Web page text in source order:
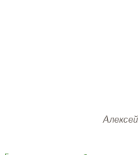
Алексей